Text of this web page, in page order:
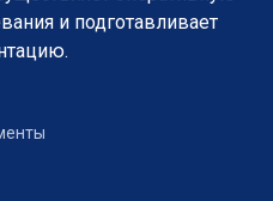
и подготавливает